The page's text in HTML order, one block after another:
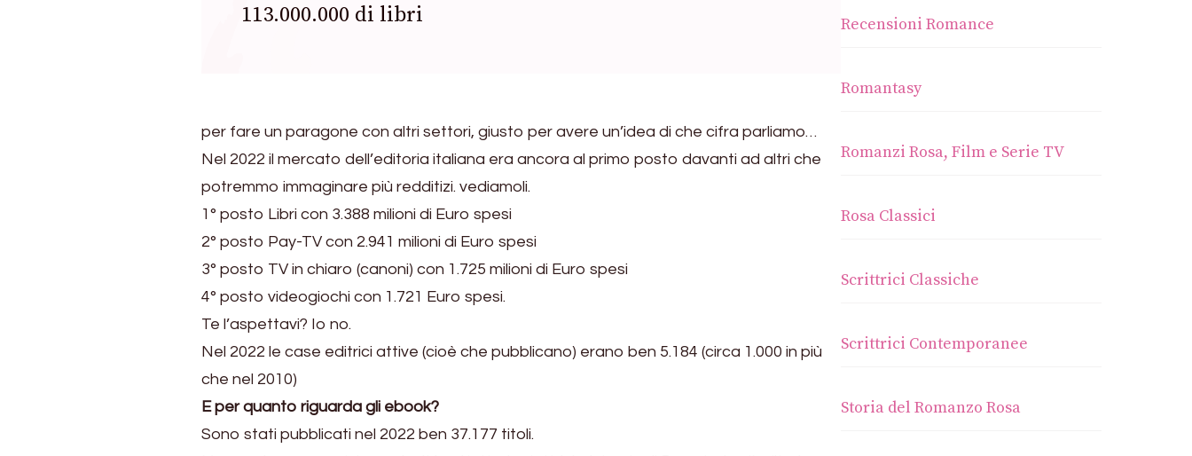
113.000.000 di libri
per fare un paragone con altri settori, giusto per avere un’idea di che cifra parliamo…
Nel 2022 il mercato dell’editoria italiana era ancora al primo posto davanti ad altri che
potremmo immaginare più redditizi. vediamoli.
1° posto Libri con 3.388 milioni di Euro spesi
2° posto Pay-TV con 2.941 milioni di Euro spesi
3° posto TV in chiaro (canoni) con 1.725 milioni di Euro spesi
4° posto videogiochi con 1.721 Euro spesi.
Te l’aspettavi? Io no.
Nel 2022 le case editrici attive (cioè che pubblicano) erano ben 5.184 (circa 1.000 in più
che nel 2010)
E per quanto riguarda gli ebook?
Sono stati pubblicati nel 2022 ben 37.177 titoli.
Recensioni Romance
Romantasy
Romanzi Rosa, Film e Serie TV
Rosa Classici
Scrittrici Classiche
Scrittrici Contemporanee
Storia del Romanzo Rosa